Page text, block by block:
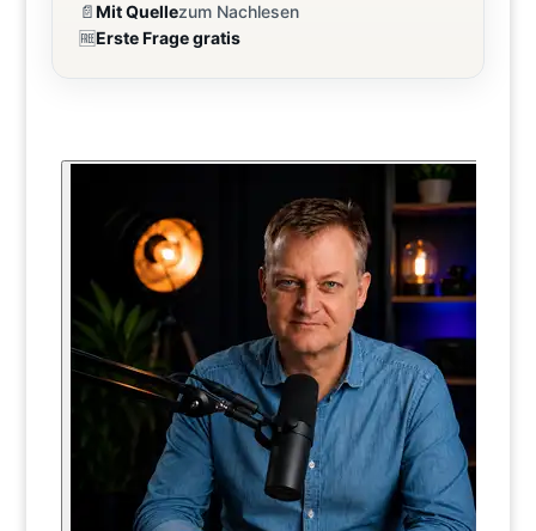
📄Mit Quellezum Nachlesen
🆓Erste Frage gratis